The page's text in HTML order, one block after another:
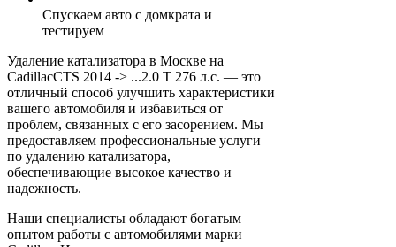
Спускаем авто с домкрата и
тестируем
Удаление катализатора в Москве на
CadillacCTS 2014 -> ...2.0 T 276 л.с. — это
отличный способ улучшить характеристики
вашего автомобиля и избавиться от
проблем, связанных с его засорением. Мы
предоставляем профессиональные услуги
по удалению катализатора,
обеспечивающие высокое качество и
надежность.
Наши специалисты обладают богатым
опытом работы с автомобилями марки